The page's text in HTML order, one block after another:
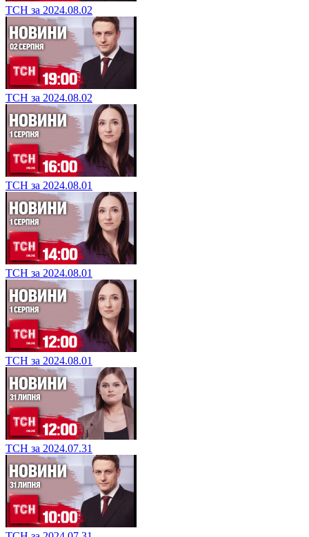
ТСН за 2024.08.02
ТСН за 2024.08.02
ТСН за 2024.08.01
ТСН за 2024.08.01
ТСН за 2024.08.01
ТСН за 2024.07.31